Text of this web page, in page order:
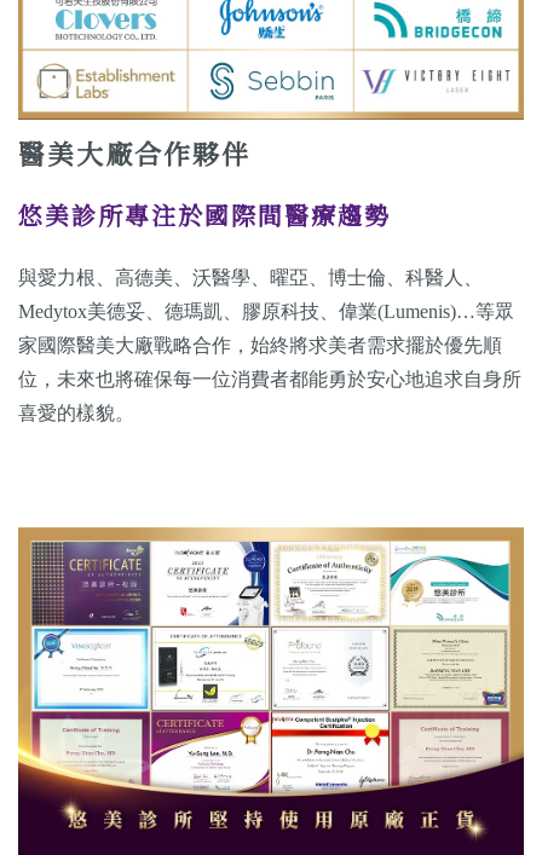
醫美大廠合作夥伴
悠美診所專注於國際間醫療趨勢
與愛力根、高德美、沃醫學、曜亞、博士倫、科醫人、
Medytox美德妥、德瑪凱、膠原科技、偉業(Lumenis)…等眾
家國際醫美大廠戰略合作，始終將求美者需求擺於優先順
位，未來也將確保每一位消費者都能勇於安心地追求自身所
喜愛的樣貌。